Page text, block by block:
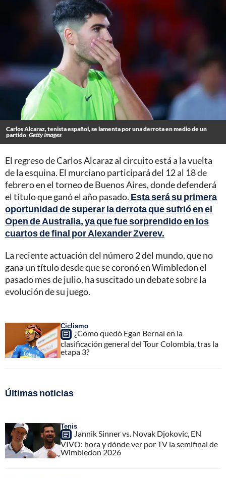
Carlos Alcaraz, tenista español, se lamenta por una derrota en medio de un
partido Getty Images
El regreso de Carlos Alcaraz al circuito está a la vuelta
de la esquina. El murciano participará del 12 al 18 de
febrero en el torneo de Buenos Aires, donde defenderá
el título que ganó el año pasado. Esta será su primera
oportunidad de superar la derrota que sufrió en el
Open de Australia, ya que fue sorprendido en los
cuartos de final por Alexander Zverev.
La reciente actuación del número 2 del mundo, que no
gana un título desde que se coronó en Wimbledon el
pasado mes de julio, ha suscitado un debate sobre la
evolución de su juego.
Ciclismo
¿Cómo quedó Egan Bernal en la
clasificación general del Tour Colombia, tras la
etapa 3?
Últimas noticias
Tenis
Jannik Sinner vs. Novak Djokovic, EN
VIVO: hora y dónde ver por TV la semifinal de
Wimbledon 2026